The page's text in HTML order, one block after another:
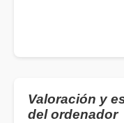
Valoración y
del ordenador